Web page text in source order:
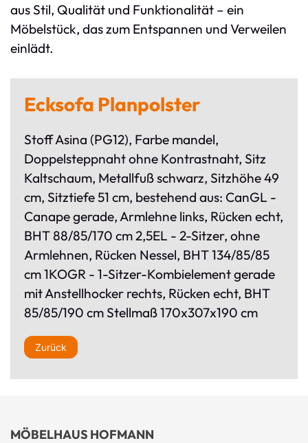
aus Stil, Qualität und Funktionalität – ein
Möbelstück, das zum Entspannen und Verweilen
einlädt.
Ecksofa Planpolster
Stoff Asina (PG12), Farbe mandel,
Doppelsteppnaht ohne Kontrastnaht, Sitz
Kaltschaum, Metallfuß schwarz, Sitzhöhe 49
cm, Sitztiefe 51 cm, bestehend aus: CanGL -
Canape gerade, Armlehne links, Rücken echt,
BHT 88/85/170 cm 2,5EL - 2-Sitzer, ohne
Armlehnen, Rücken Nessel, BHT 134/85/85
cm 1KOGR - 1-Sitzer-Kombielement gerade
mit Anstellhocker rechts, Rücken echt, BHT
85/85/190 cm Stellmaß 170x307x190 cm
Zurück
MÖBELHAUS HOFMANN